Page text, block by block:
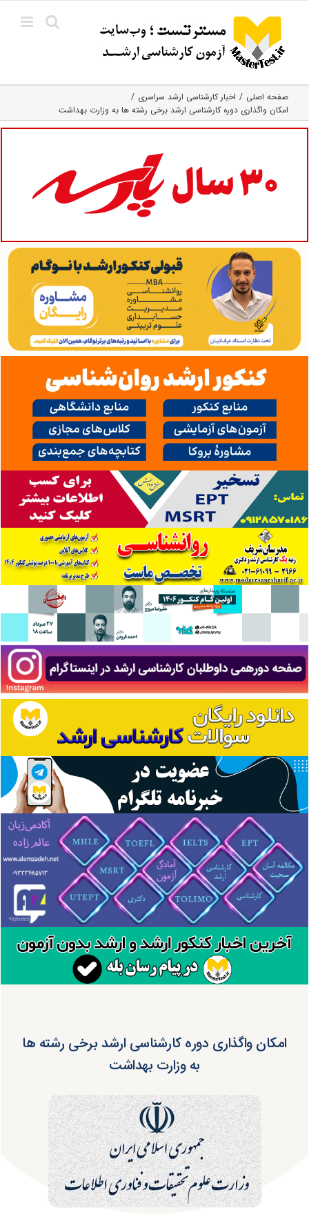
content
صفحه اصلی
اخبار کارشناسی ارشد سراسری
امکان واگذاری دوره کارشناسی ارشد برخی رشته ها به وزارت بهداشت
امکان واگذاری دوره کارشناسی ارشد برخی رشته ها
به وزارت بهداشت